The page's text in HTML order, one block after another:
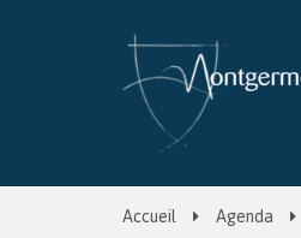
Accueil Agenda